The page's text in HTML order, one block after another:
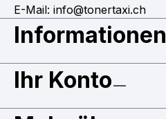
E-Mail: info@tonertaxi.ch
Informationen
Ihr Konto